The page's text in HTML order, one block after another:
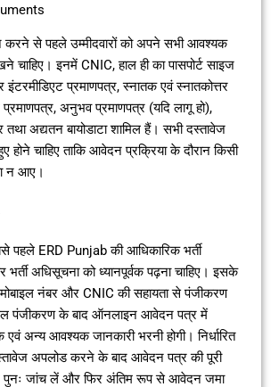
से पहले उम्मीदवारों को अपने सभी आवश्यक
चाहिए। इनमें CNIC, हाल ही का पासपोर्ट साइज
प्रमाणपत्र, स्नातक एवं स्नातकोत्तर
प्रमाणपत्र, अनुभव प्रमाणपत्र (यदि लागू हो),
तथा अद्यतन बायोडाटा शामिल हैं। सभी दस्तावेज
होने चाहिए ताकि आवेदन प्रक्रिया के दौरान किसी
न आए।
पहले ERD Punjab की आधिकारिक भर्ती
भर्ती अधिसूचना को ध्यानपूर्वक पढ़ना चाहिए। इसके
नंबर और CNIC की सहायता से पंजीकरण
पंजीकरण के बाद ऑनलाइन आवेदन पत्र में
एवं अन्य आवश्यक जानकारी भरनी होगी। निर्धारित
अपलोड करने के बाद आवेदन पत्र की पूरी
पुनः जांच लें और फिर अंतिम रूप से आवेदन जमा